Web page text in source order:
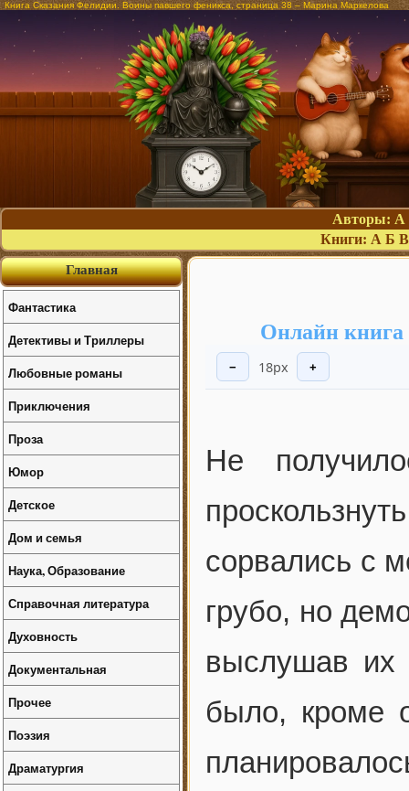
Книга Сказания Фелидии. Воины павшего феникса, страница 38 – Марина Маркелова
Авторы: А
Книги: А Б В
Онлайн
− 18px +
Не
сорвались с
грубо, но
выслушав их
было, кроме
Главная
Фантастика
Детективы и Триллеры
Любовные романы
Приключения
Проза
Юмор
Детское
Дом и семья
Наука, Образование
Справочная литература
Духовность
Документальная
Прочее
Поэзия
Драматургия